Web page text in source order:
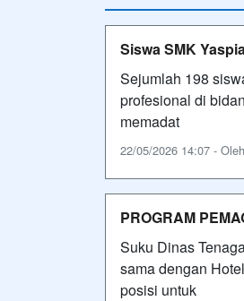
Siswa SMK
Sejumlah 198
profesional di
memadat
22/05/2026 14:07 -
PROGRAM
Suku Dinas
sama dengan
posisi untuk